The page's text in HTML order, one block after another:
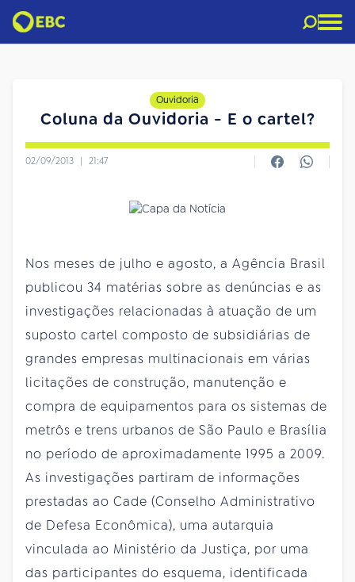
Ouvidoria
Coluna da Ouvidoria - E o cartel?
02/09/2013 | 21:47
Nos meses de julho e agosto, a Agência Brasil
publicou 34 matérias sobre as denúncias e as
investigações relacionadas à atuação de um
suposto cartel composto de subsidiárias de
grandes empresas multinacionais em várias
licitações de construção, manutenção e
compra de equipamentos para os sistemas de
metrôs e trens urbanos de São Paulo e Brasília
no período de aproximadamente 1995 a 2009.
As investigações partiram de informações
prestadas ao Cade (Conselho Administrativo
de Defesa Econômica), uma autarquia
vinculada ao Ministério da Justiça, por uma
das participantes do esquema, identificada